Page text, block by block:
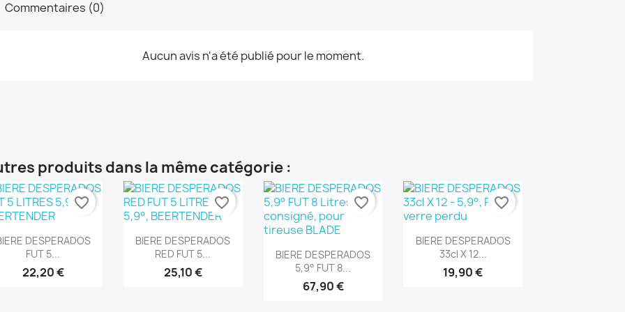
Commentaires (0)
Aucun avis n'a été publié pour le moment.
produits dans la même catégorie :
Aperçu rapide
DESPERADOS
FUT 5...
22,20 €
favorite_border
Aperçu rapide
BIERE DESPERADOS
RED FUT 5...
25,10 €
favorite_border
Aperçu rapide
BIERE DESPERADOS
5,9° FUT 8...
67,90 €
favorite_border
Aperçu rapide
BIERE DESPERADOS
33cl X 12...
19,90 €
favorite_border